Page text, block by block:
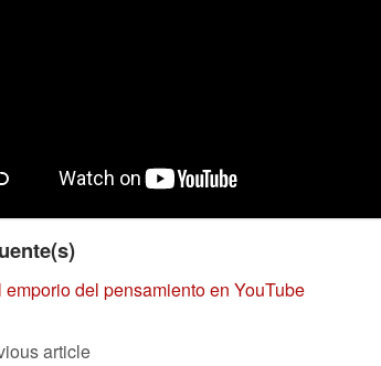
emporio del pensamiento en YouTube
article